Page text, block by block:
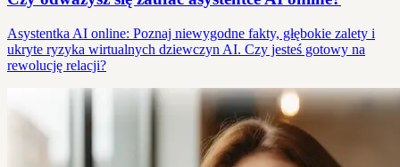
Asystentka AI online: Poznaj niewygodne fakty, głębokie zalety i
ukryte ryzyka wirtualnych dziewczyn AI. Czy jesteś gotowy na
rewolucję relacji?